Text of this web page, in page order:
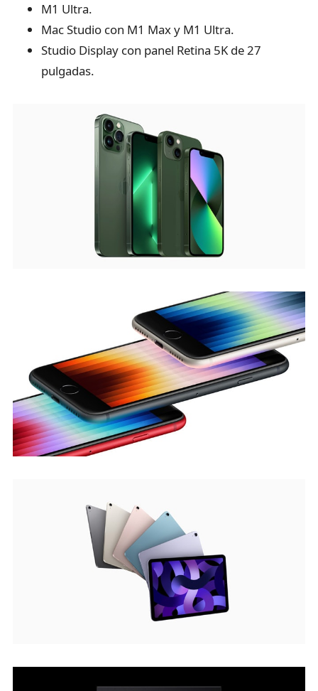
M1 Ultra.
Mac Studio con M1 Max y M1 Ultra.
Studio Display con panel Retina 5K de 27
pulgadas.